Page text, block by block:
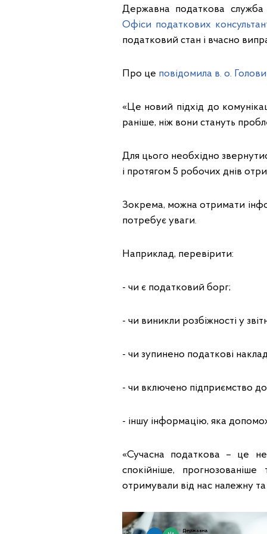
Державна податкова служба
Офіси податкових
податковий стан і вчасно
Про це повідомила в. о.
«Це новий підхід до
раніше, ніж вони стануть
Для цього необхідно
і протягом 5 робочих днів
Зокрема, можна отримати
потребує уваги.
Наприклад, перевірити:
- чи є податковий борг;
- чи виникли розбіжності у
- чи зупинено податкові
- чи включено підприємство
- іншу інформацію, яка
«Сучасна податкова – це
спокійніше,
отримували від нас належну